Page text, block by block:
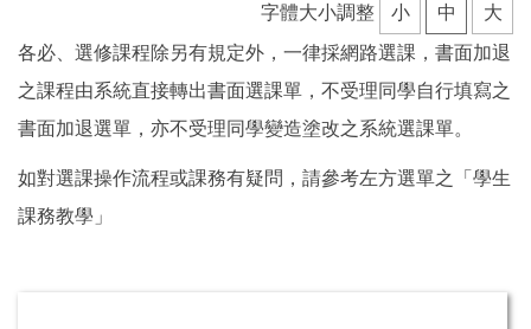
字體大小調整 小 中
大
各必、選修課程除另有規定外，一律採網路選課，書面加退
之課程由系統直接轉出書面選課單，不受理同學自行填寫之
書面加退選單，亦不受理同學變造塗改之系統選課單。
如對選課操作流程或課務有疑問，請參考左方選單之「學生
課務教學」